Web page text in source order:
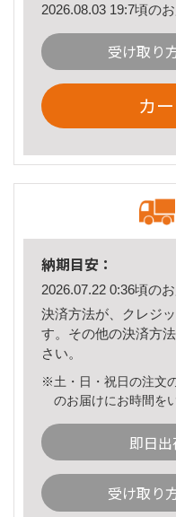
2026.08.03 19:7頃の
受け取り
カ
納期目安：
2026.07.22 0:36頃の
決済方法が、クレジ
す。その他の決済方
さい。
※土・日・祝日の注文
のお届けにお時間を
即日
受け取り